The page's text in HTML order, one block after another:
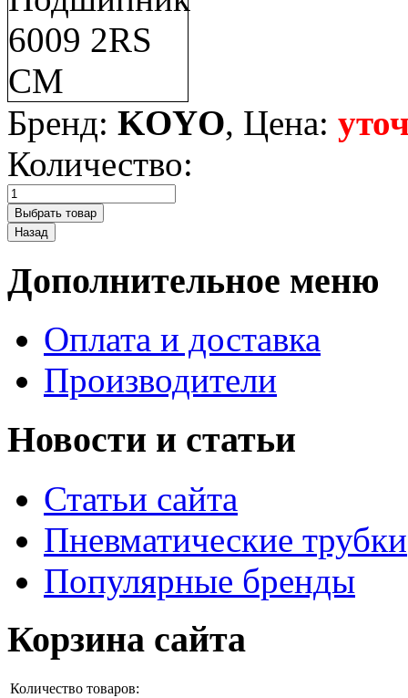
Бренд: KOYO, Цена:
Количество:
Дополнительное меню
Оплата и доставка
Производители
Новости и статьи
Статьи сайта
Пневматические трубки
Популярные бренды
Корзина сайта
Количество товаров: